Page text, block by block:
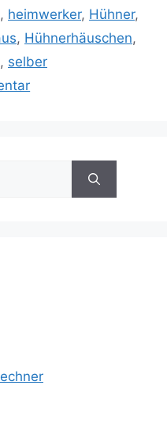
, heimwerker, Hühner,
, Hühnerhäuschen,
, selber